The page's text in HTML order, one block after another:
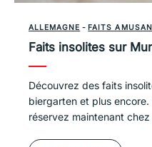
ALLEMAGNE - FAITS
Faits insolites sur
Découvrez des faits
biergarten et plus
réservez maintenant chez